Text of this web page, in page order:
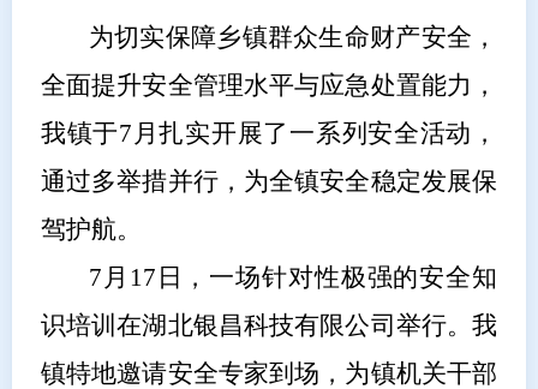
为切实保障乡镇群众生命财产安全，
全面提升安全管理水平与应急处置能力，
我镇于7月扎实开展了一系列安全活动，
通过多举措并行，为全镇安全稳定发展保
驾护航。
7月17日，一场针对性极强的安全知
识培训在湖北银昌科技有限公司举行。我
镇特地邀请安全专家到场，为镇机关干部